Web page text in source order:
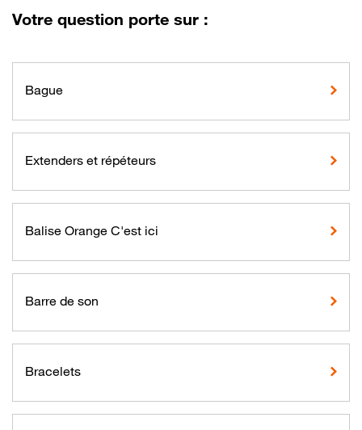
Votre question porte sur :
Bague
Extenders et répéteurs
Balise Orange C'est ici
Barre de son
Bracelets